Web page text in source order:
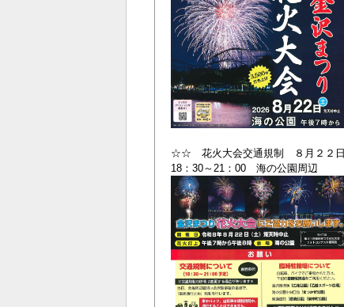
☆☆ 花火大会交通規制 ８月２２日
18：30～21：00 海の公園周辺